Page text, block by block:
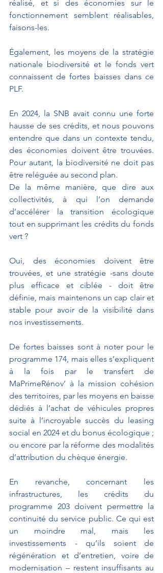
réalisé, et si des économies sur le
fonctionnement semblent réalisables,
faisons-les.
Également, les moyens de la stratégie
nationale biodiversité et le fonds vert
connaissent de fortes baisses dans ce
PLF.
En 2024, la SNB avait connu une forte
hausse de ses crédits, et nous pouvons
entendre que dans un contexte tendu,
des économies doivent être trouvées.
Pour autant, la biodiversité ne doit pas
être reléguée au second plan.
De la même manière, que dire aux
collectivités, à qui l’on demande
d’accélérer la transition écologique
tout en supprimant les crédits du fonds
vert ?
Oui, des économies doivent être
trouvées, et une stratégie -sans doute
plus efficace et ciblée - doit être
définie, mais maintenons un cap clair et
stable pour avoir de la visibilité dans
nos investissements.
De fortes baisses sont à noter pour le
programme 174, mais elles s’expliquent
à la fois par le transfert de
MaPrimeRénov’ à la mission cohésion
des territoires, par les moyens en baisse
dédiés à l’achat de véhicules propres
suite à l’incroyable succès du leasing
social en 2024 et du bonus écologique ;
ou encore par la réforme des modalités
d’attribution du chèque énergie.
En revanche, concernant les
infrastructures, les crédits du
programme 203 doivent permettre la
continuité du service public. Ce qui est
un moindre mal, mais les
investissements - qu’ils soient de
régénération et d’entretien, voire de
modernisation – restent insuffisants au